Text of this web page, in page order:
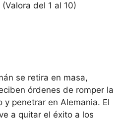
(Valora del 1 al 10)
se retira en masa,
órdenes de romper la
y penetrar en Alemania. El
a quitar el éxito a los